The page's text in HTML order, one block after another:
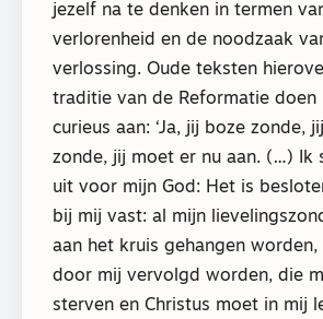
jezelf na te denken in termen
verlorenheid en de noodzaak
verlossing. Oude teksten
traditie van de Reformatie doen
curieus aan: ‘Ja, jij boze zonde,
zonde, jij moet er nu aan. (…) Ik
uit voor mijn God: Het is
bij mij vast: al mijn
aan het kruis gehangen
door mij vervolgd worden, die
sterven en Christus moet in mij